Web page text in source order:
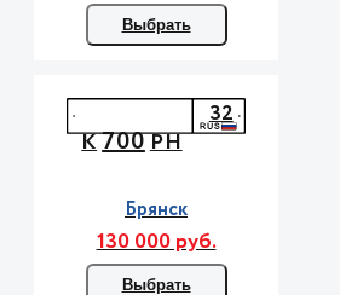
Выбрать
К700РН
32
Брянск
130 000 руб.
Выбрать